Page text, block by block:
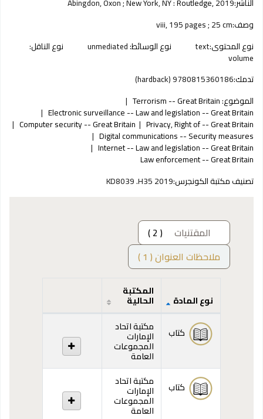
وصف:viii, 195 pages ; 25 cm
نوع المحتوى:text نوع الوسائط:unmediated نوع الناقل:
volume
تدمك:9780815360186 (hardback)
الموضوع:Terrorism -- Great Britain
Electronic surveillance -- Law and legislation -- Great Britain
Privacy, Right of -- Great Britain
Computer security -- Great Britain
Digital communications -- Security measures
Internet -- Law and legislation -- Great Britain
Law enforcement -- Great Britain
تصنيف مكتبة الكونجرس:KD8039 .H35 2019
المقتنيات
( 2 )
ملاحظات العنوان ( 1 )
المقتنيات
نوع المادة
المكتبة
الحالية
كتاب مكتبة اتحاد
الإمارات
المجموعات
العامة
كتاب
مكتبة اتحاد
الإمارات
المجموعات
العامة